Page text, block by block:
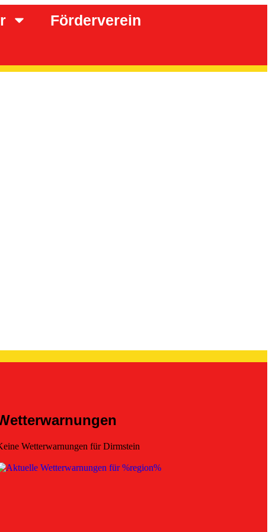
Förderverein
Wetterwarnungen für Dirmstein